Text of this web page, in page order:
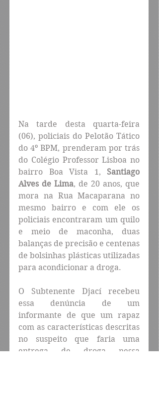
Na tarde desta quarta-feira
(06), policiais do Pelotão Tático
do 4º BPM, prenderam por trás
do Colégio Professor Lisboa no
bairro Boa Vista 1, Santiago
Alves de Lima, de 20 anos, que
mora na Rua Macaparana no
mesmo bairro e com ele os
policiais encontraram um quilo
e meio de maconha, duas
balanças de precisão e centenas
de bolsinhas plásticas utilizadas
para acondicionar a droga.
O Subtenente Djací recebeu
essa denúncia de um
informante de que um rapaz
com as características descritas
no suspeito que faria uma
entrega de droga nessa